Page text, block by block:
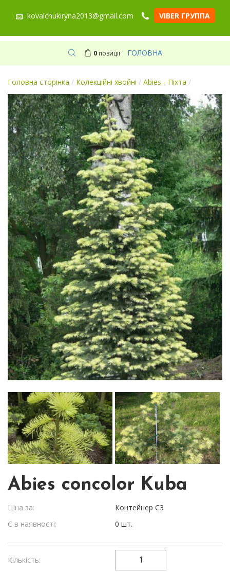
kovalchukiryna2013@gmail.com VIBER ГРУППА
0позиції ГОЛОВНА
Головна сторінка / Колекційні хвойні / Abies - Піхта /
Abies concolor Kuba
Ціна за:
Контейнер С3
Є в наявності:
0 шт.
Кількість: